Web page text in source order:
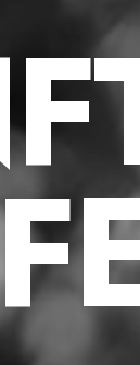
F